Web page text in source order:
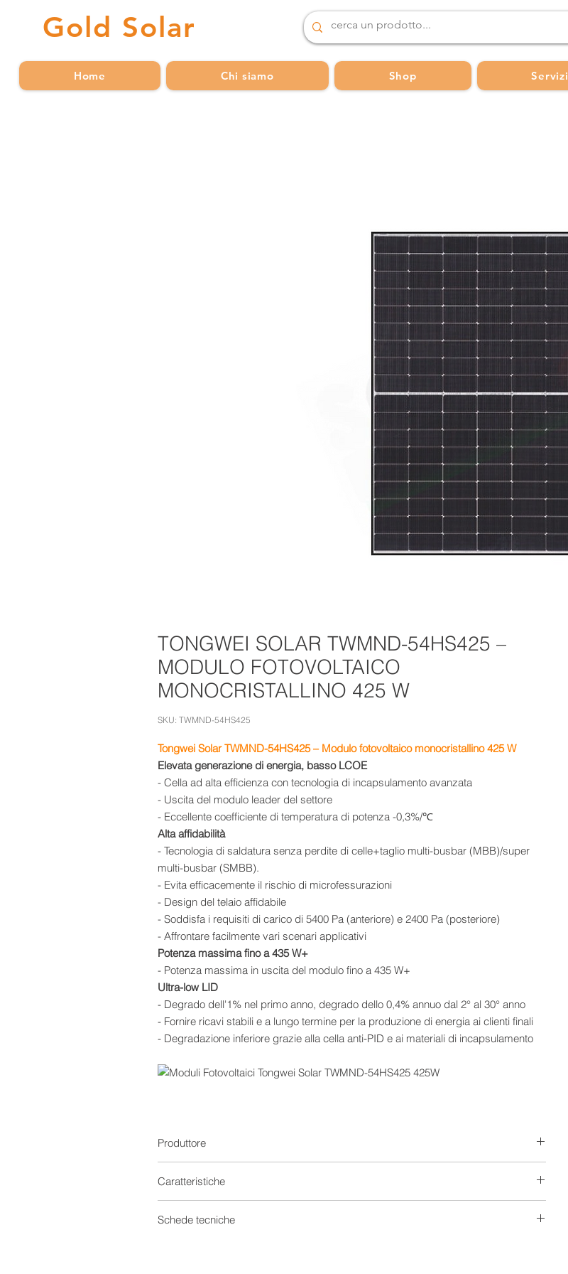
Gold Solar
Home Chi siamo Shop Servizi
TONGWEI SOLAR TWMND-54HS425 –
MODULO FOTOVOLTAICO
MONOCRISTALLINO 425 W
SKU: TWMND-54HS425
Tongwei Solar TWMND-54HS425 – Modulo fotovoltaico monocristallino 425 W
Elevata generazione di energia, basso LCOE
- Cella ad alta efficienza con tecnologia di incapsulamento avanzata
- Uscita del modulo leader del settore
- Eccellente coefficiente di temperatura di potenza -0,3%/℃
Alta affidabilità
- Tecnologia di saldatura senza perdite di celle+taglio multi-busbar (MBB)/super
multi-busbar (SMBB).
- Evita efficacemente il rischio di microfessurazioni
- Design del telaio affidabile
- Soddisfa i requisiti di carico di 5400 Pa (anteriore) e 2400 Pa (posteriore)
- Affrontare facilmente vari scenari applicativi
Potenza massima fino a 435 W+
- Potenza massima in uscita del modulo fino a 435 W+
Ultra-low LID
- Degrado dell'1% nel primo anno, degrado dello 0,4% annuo dal 2° al 30° anno
- Fornire ricavi stabili e a lungo termine per la produzione di energia ai clienti finali
- Degradazione inferiore grazie alla cella anti-PID e ai materiali di incapsulamento
Produttore
Caratteristiche
Moduli Fotovoltaici
Schede tecniche